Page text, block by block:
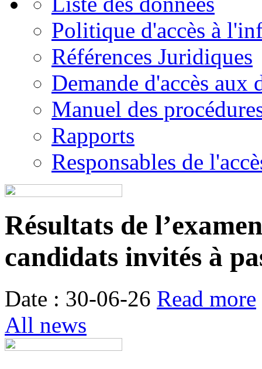
Politique d'accès à
Références Juridiques
Demande d'accès aux
Manuel des
Rapports
Responsables de
Résultats de
candidats invités à
Date : 30-06-26 Read more
All news